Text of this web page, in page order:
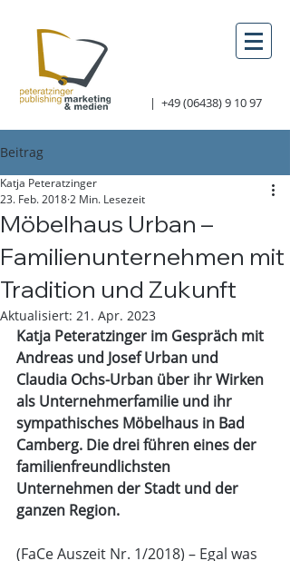
| +49 (06438) 9 10 97
Beitrag
Möbelhaus Urban –
Familienunternehmen mit
Tradition und Zukunft
Katja Peteratzinger
23. Feb. 20182 Min. Lesezeit
Aktualisiert: 21. Apr. 2023
Katja Peteratzinger im Gespräch mit
Andreas und Josef Urban und
Claudia Ochs-Urban über ihr Wirken
als Unternehmerfamilie und ihr
sympathisches Möbelhaus in Bad
Camberg. Die drei führen eines der
familienfreundlichsten
Unternehmen der Stadt und der
ganzen Region.
(FaCe Auszeit Nr. 1/2018) – Egal was